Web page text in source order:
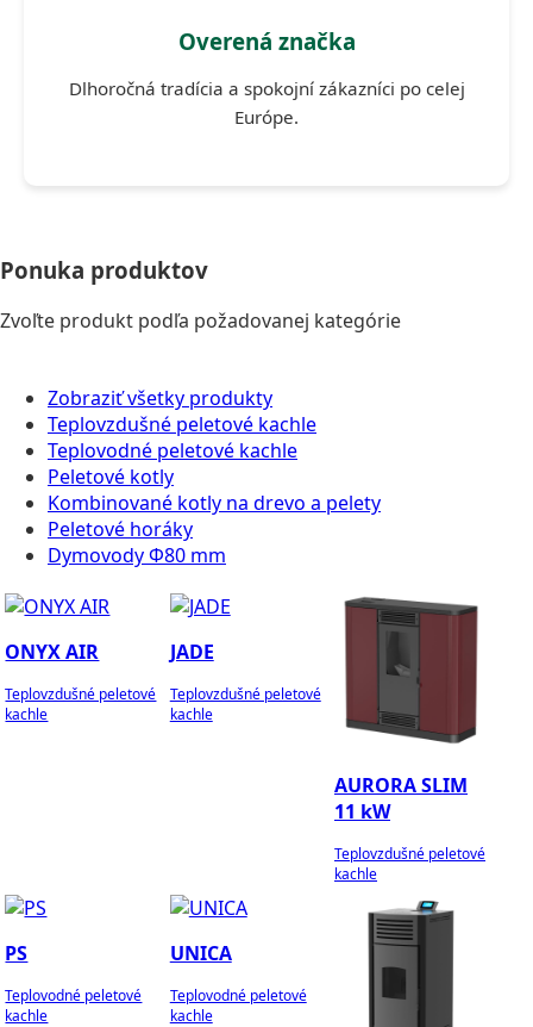
Overená značka
Dlhoročná tradícia a spokojní zákazníci po celej
Európe.
Ponuka produktov
Zvoľte produkt podľa požadovanej kategórie
Zobraziť všetky produkty
Teplovzdušné peletové kachle
Teplovodné peletové kachle
Peletové kotly
Kombinované kotly na drevo a pelety
Peletové horáky
Dymovody Φ80 mm
ONYX AIR
Teplovzdušné peletové
kachle
JADE
Teplovzdušné peletové
kachle
AURORA SLIM
11 kW
Teplovzdušné peletové
kachle
PS
Teplovodné peletové
kachle
UNICA
Teplovodné peletové
kachle